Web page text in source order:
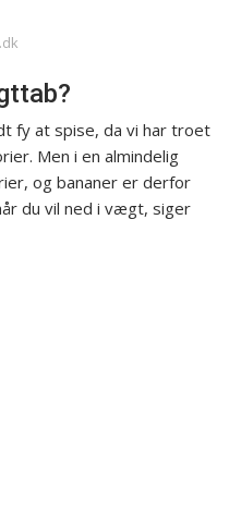
fy at spise, da vi har troet
Men i en almindelig
og bananer er derfor
du vil ned i vægt, siger